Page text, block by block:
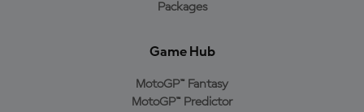
Packages
Game Hub
MotoGP™ Fantasy
MotoGP™ Predictor